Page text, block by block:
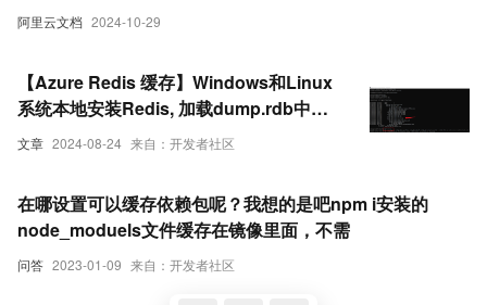
阿里云文档 2024-10-29
文章 2024-08-24 来自：开发者社区
【Azure Redis 缓存】Windows和Linux
系统本地安装Redis, 加载dump.rdb中数
据以及通过AOF日志文件追加数据
问答 2023-01-09 来自：开发者社区
在哪设置可以缓存依赖包呢？我想的是吧npm i安装的
node_moduels文件缓存在镜像里面，不需